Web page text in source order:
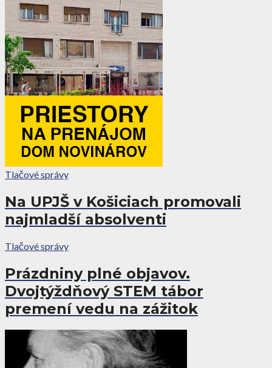
Tlačové správy
Na UPJŠ v Košiciach promovali
najmladší absolventi
Tlačové správy
Prázdniny plné objavov.
Dvojtýždňový STEM tábor
premení vedu na zážitok